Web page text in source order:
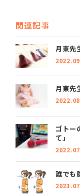
関連記事
月東先
月東先
ゴトー
て」
誰でも